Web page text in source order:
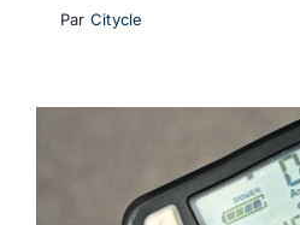
Par Citycle